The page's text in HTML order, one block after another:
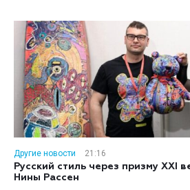
Другие новости
21:16
Русский стиль через призму XXI
Нины Рассен